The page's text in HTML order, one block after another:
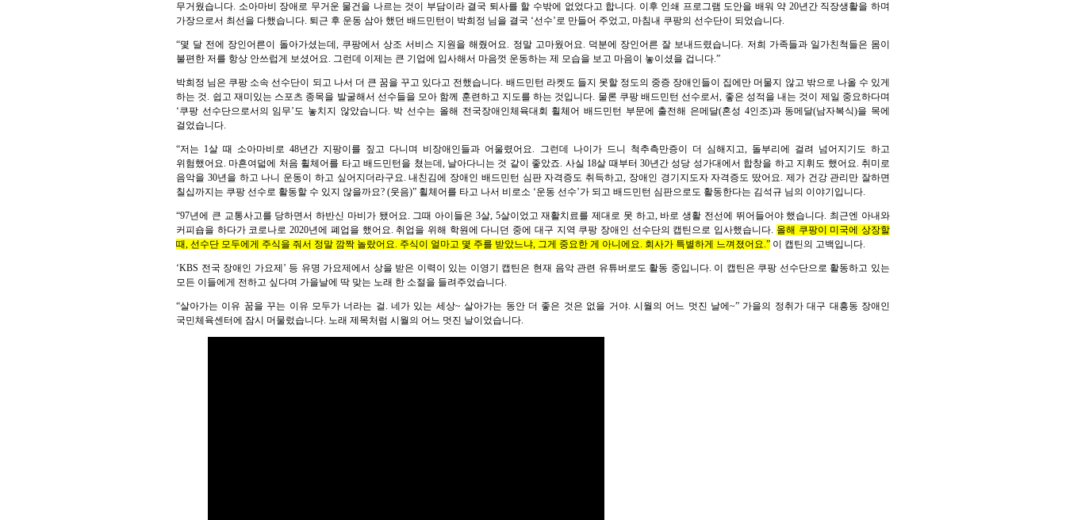
무거웠습니다. 소아마비 장애로 무거운 물건을 나르는 것이 부담이라 결국 퇴사를 할 수밖에 없었다고 합니다. 이후 인쇄 프로그램 도안을 배워 약 20년간 직장생활을 하며
가장으로서 최선을 다했습니다. 퇴근 후 운동 삼아 했던 배드민턴이 박희정 님을 결국 ‘선수’로 만들어 주었고, 마침내 쿠팡의 선수단이 되었습니다.
“몇 달 전에 장인어른이 돌아가셨는데, 쿠팡에서 상조 서비스 지원을 해줬어요. 정말 고마웠어요. 덕분에 장인어른 잘 보내드렸습니다. 저희 가족들과 일가친척들은 몸이
불편한 저를 항상 안쓰럽게 보셨어요. 그런데 이제는 큰 기업에 입사해서 마음껏 운동하는 제 모습을 보고 마음이 놓이셨을 겁니다.”
박희정 님은 쿠팡 소속 선수단이 되고 나서 더 큰 꿈을 꾸고 있다고 전했습니다. 배드민턴 라켓도 들지 못할 정도의 중증 장애인들이 집에만 머물지 않고 밖으로 나올 수 있게
하는 것. 쉽고 재미있는 스포츠 종목을 발굴해서 선수들을 모아 함께 훈련하고 지도를 하는 것입니다. 물론 쿠팡 배드민턴 선수로서, 좋은 성적을 내는 것이 제일 중요하다며
‘쿠팡 선수단으로서의 임무’도 놓치지 않았습니다. 박 선수는 올해 전국장애인체육대회 휠체어 배드민턴 부문에 출전해 은메달(혼성 4인조)과 동메달(남자복식)을 목에
걸었습니다.
“저는 1살 때 소아마비로 48년간 지팡이를 짚고 다니며 비장애인들과 어울렸어요. 그런데 나이가 드니 척추측만증이 더 심해지고, 돌부리에 걸려 넘어지기도 하고
위험했어요. 마흔여덟에 처음 휠체어를 타고 배드민턴을 쳤는데, 날아다니는 것 같이 좋았죠. 사실 18살 때부터 30년간 성당 성가대에서 합창을 하고 지휘도 했어요. 취미로
음악을 30년을 하고 나니 운동이 하고 싶어지더라구요. 내친김에 장애인 배드민턴 심판 자격증도 취득하고, 장애인 경기지도자 자격증도 땄어요. 제가 건강 관리만 잘하면
칠십까지는 쿠팡 선수로 활동할 수 있지 않을까요? (웃음)” 휠체어를 타고 나서 비로소 ‘운동 선수’가 되고 배드민턴 심판으로도 활동한다는 김석규 님의 이야기입니다.
“97년에 큰 교통사고를 당하면서 하반신 마비가 됐어요. 그때 아이들은 3살, 5살이었고 재활치료를 제대로 못 하고, 바로 생활 전선에 뛰어들어야 했습니다. 최근엔 아내와
커피숍을 하다가 코로나로 2020년에 폐업을 했어요. 취업을 위해 학원에 다니던 중에 대구 지역 쿠팡 장애인 선수단의 캡틴으로 입사했습니다. 올해 쿠팡이 미국에 상장할
때, 선수단 모두에게 주식을 줘서 정말 깜짝 놀랐어요. 주식이 얼마고 몇 주를 받았느냐, 그게 중요한 게 아니에요. 회사가 특별하게 느껴졌어요.” 이 캡틴의 고백입니다.
‘KBS 전국 장애인 가요제’ 등 유명 가요제에서 상을 받은 이력이 있는 이영기 캡틴은 현재 음악 관련 유튜버로도 활동 중입니다. 이 캡틴은 쿠팡 선수단으로 활동하고 있는
모든 이들에게 전하고 싶다며 가을날에 딱 맞는 노래 한 소절을 들려주었습니다.
“살아가는 이유 꿈을 꾸는 이유 모두가 너라는 걸. 네가 있는 세상~ 살아가는 동안 더 좋은 것은 없을 거야. 시월의 어느 멋진 날에~” 가을의 정취가 대구 대흥동 장애인
국민체육센터에 잠시 머물렀습니다. 노래 제목처럼 시월의 어느 멋진 날이었습니다.